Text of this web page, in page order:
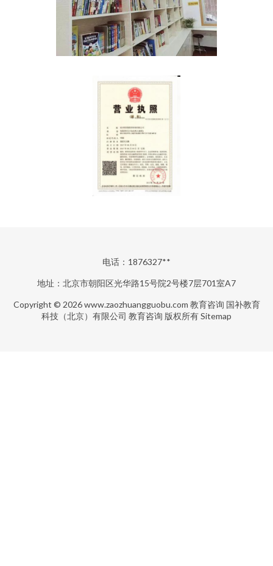
电话：1876327**
地址：北京市朝阳区光华路15号院2号楼7层701室A7
Copyright © 2026www.zaozhuangguobu.com 教育咨询 国补教育
科技（北京）有限公司 教育咨询 版权所有Sitemap